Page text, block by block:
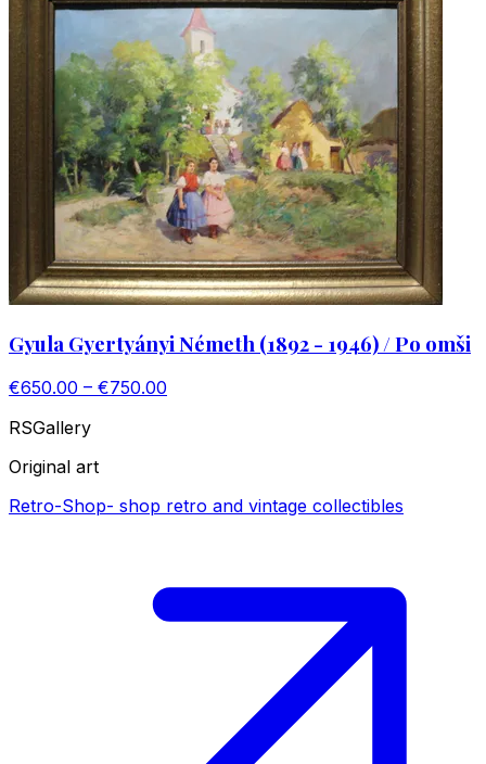
Gyula Gyertyányi Németh (1892 - 1946) / Po omši
€650.00 – €750.00
RSGallery
Original art
Retro-Shop- shop retro and vintage collectibles